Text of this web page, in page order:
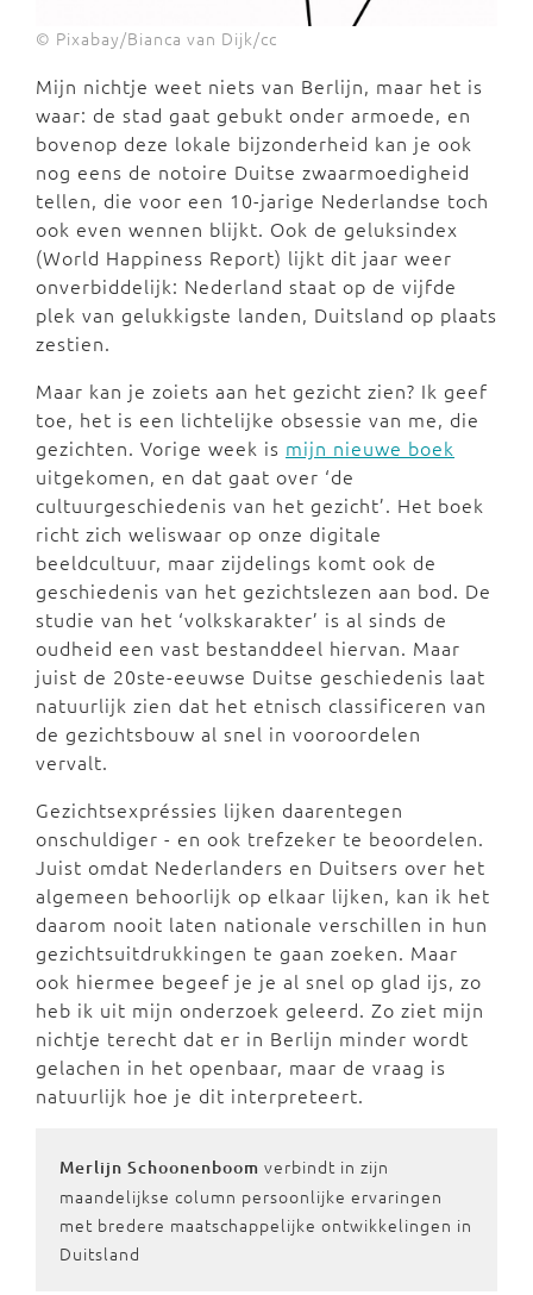
© Pixabay/Bianca van Dijk/cc
Mijn nichtje weet niets van Berlijn, maar het is
waar: de stad gaat gebukt onder armoede, en
bovenop deze lokale bijzonderheid kan je ook
nog eens de notoire Duitse zwaarmoedigheid
tellen, die voor een 10-jarige Nederlandse toch
ook even wennen blijkt. Ook de geluksindex
(World Happiness Report) lijkt dit jaar weer
onverbiddelijk: Nederland staat op de vijfde
plek van gelukkigste landen, Duitsland op plaats
zestien.
Maar kan je zoiets aan het gezicht zien? Ik geef
toe, het is een lichtelijke obsessie van me, die
gezichten. Vorige week is mijn nieuwe boek
uitgekomen, en dat gaat over ‘de
cultuurgeschiedenis van het gezicht’. Het boek
richt zich weliswaar op onze digitale
beeldcultuur, maar zijdelings komt ook de
geschiedenis van het gezichtslezen aan bod. De
studie van het ‘volkskarakter’ is al sinds de
oudheid een vast bestanddeel hiervan. Maar
juist de 20ste-eeuwse Duitse geschiedenis laat
natuurlijk zien dat het etnisch classificeren van
de gezichtsbouw al snel in vooroordelen
vervalt.
Gezichtsexpréssies lijken daarentegen
onschuldiger - en ook trefzeker te beoordelen.
Juist omdat Nederlanders en Duitsers over het
algemeen behoorlijk op elkaar lijken, kan ik het
daarom nooit laten nationale verschillen in hun
gezichtsuitdrukkingen te gaan zoeken. Maar
ook hiermee begeef je je al snel op glad ijs, zo
heb ik uit mijn onderzoek geleerd. Zo ziet mijn
nichtje terecht dat er in Berlijn minder wordt
gelachen in het openbaar, maar de vraag is
natuurlijk hoe je dit interpreteert.
Merlijn Schoonenboom verbindt in zijn
maandelijkse column persoonlijke ervaringen
met bredere maatschappelijke ontwikkelingen in
Duitsland